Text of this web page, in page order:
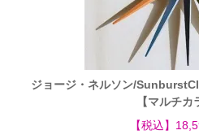
ジョージ・ネルソン/
【マルチカ
【税込】